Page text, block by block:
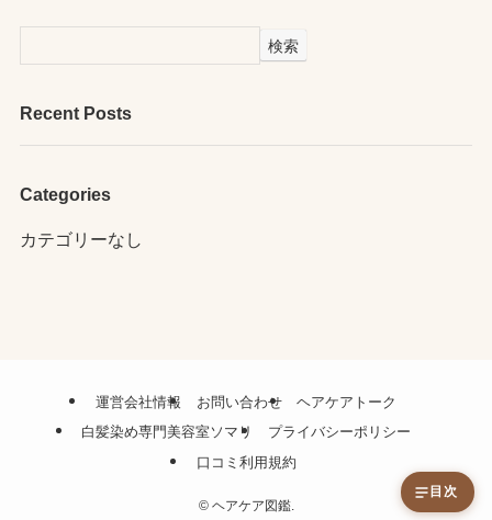
検索
Recent Posts
Categories
カテゴリーなし
運営会社情報 お問い合わせ
ヘアケアトーク
白髪染め専門美容室ソマリ
プライバシーポリシー
口コミ利用規約
©ヘアケア図鑑.
目次